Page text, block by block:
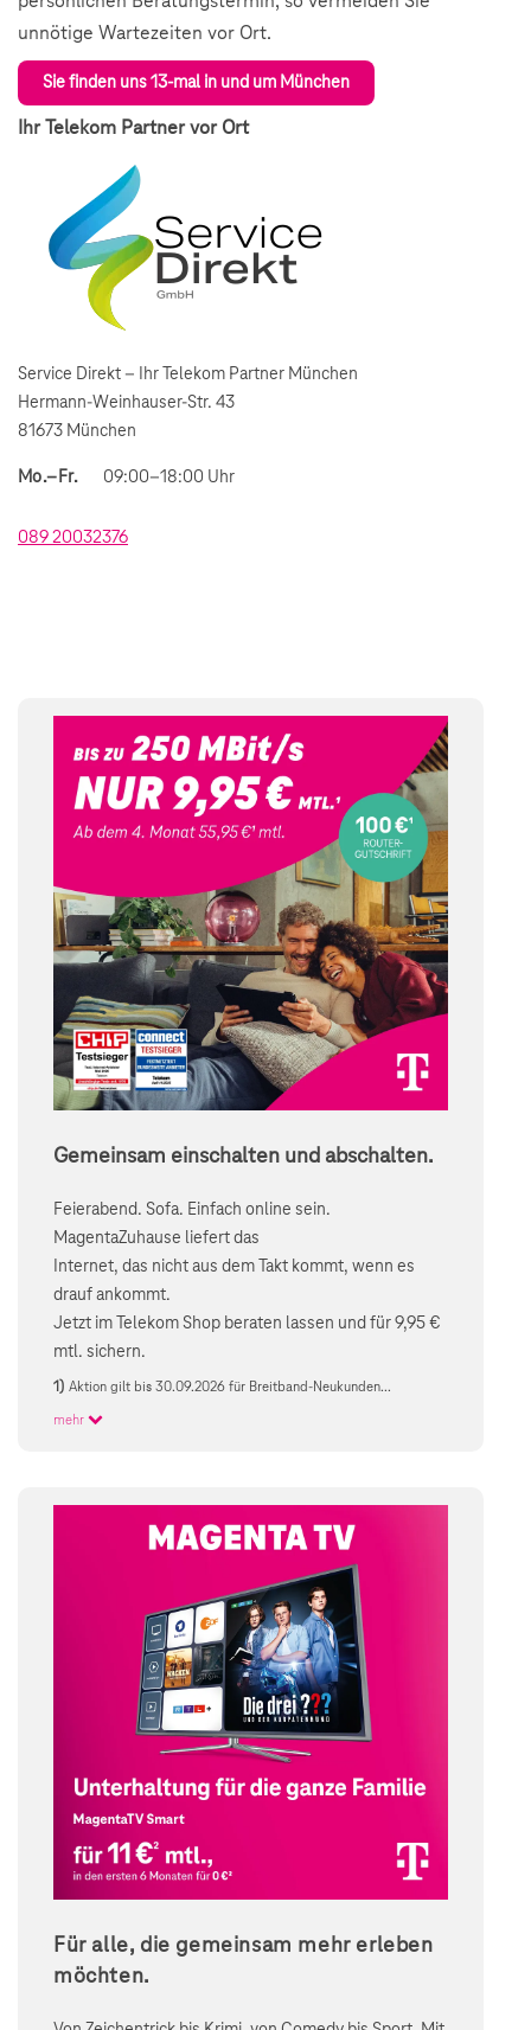
unnötige Wartezeiten vor Ort.
Sie finden uns 13-mal in und um München
Ihr Telekom Partner vor Ort
Service Direkt – Ihr Telekom Partner München
Hermann-Weinhauser-Str. 43
81673 München
Mo.–Fr. 09:00–18:00 Uhr
089 20032376
Gemeinsam einschalten und abschalten.
Feierabend. Sofa. Einfach online sein.
MagentaZuhause liefert das
Internet, das nicht aus dem Takt kommt, wenn es
drauf ankommt.
Jetzt im Telekom Shop beraten lassen und für 9,95 €
mtl. sichern.
1) Aktion gilt bis 30.09.2026 für Breitband-Neukunden...
mehr
Für alle, die gemeinsam mehr erleben
möchten.